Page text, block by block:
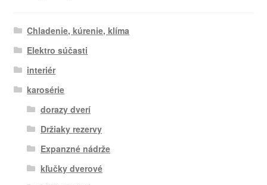
Chladenie, kúrenie, klíma
Elektro súčasti
interiér
karosérie
dorazy dverí
Držiaky rezervy
Expanzné nádrže
kľučky dverové